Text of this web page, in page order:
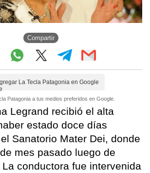
Compartir
La Tecla Patagonia en Google
Patagonia a tus medios preferidos en Google.
Legrand recibió el alta
estado doce días
Sanatorio Mater Dei, donde
mes pasado luego de
conductora fue intervenida